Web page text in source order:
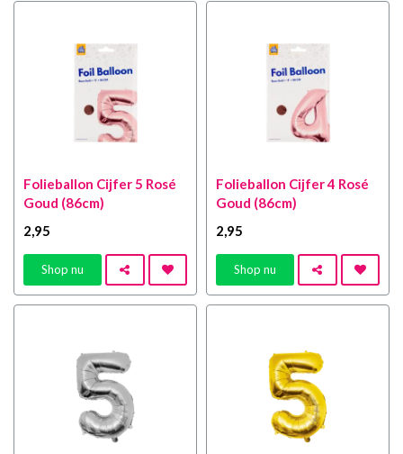
Folieballon Cijfer 5 Rosé
Goud (86cm)
2 ,95
Shop nu
Folieballon Cijfer 4 Rosé
Goud (86cm)
2 ,95
Shop nu